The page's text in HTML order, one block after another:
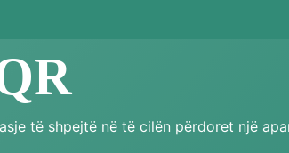
të shpejtë në të cilën përdoret një